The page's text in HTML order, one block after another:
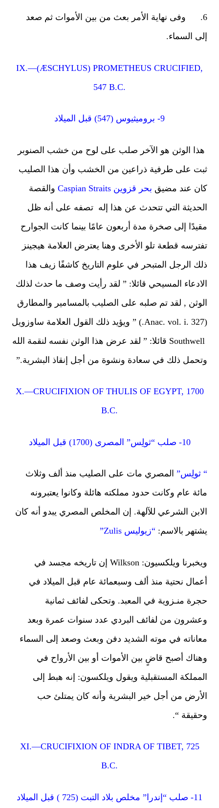
وفى نهاية الأمر بعث من بين الأموات ثم صعد
السماء.
IX.—(ÆSCHYLUS) PROMETHEUS
547 B.C.
الوثن هو الآخر صلب على لوح من خشب الصنوبر
على طرفية ذراعين من الخشب وأن هذا الصليب
عند مضيقبحر قزوين Caspian Straits
والقصة
التي تتحدث عن هذا إله تصفه على أنه ظل
إلى صخرة مدة أربعون عامًا بينما كانت الجوارح
قطعة تلو الأخرى وهنا يعترض العلامة هيجينز
الرجل المتبحر في علوم التاريخ كاشفًا زيف هذا
المسيحي قائلا: ” لقد رأيت وصف ما حدث لذلك
, لقد تم صلبه على الصليب بالمسامير والمطارق
(Anac. vol. i. 327.) ” ويؤيد ذلك القول العلامة ساوزويل
Southwell قائلا: ” لقد عرض هذا الوثن نفسه لنقمة الله
ذلك في سعادة ونشوة من أجل إنقاذ البشرية.”
X.—CRUCIFIXION OF THULIS OF EGYPT,
ثولِس”المصري مات على الصليب منذ ألف وثلاث
عام وكانت حدود مملكته هائلة وكانوا يعتبرونه
الشرعي للآلهة. إن المخلص المصري يبدو أنه كان
بالاسم:“زيوليس Zulis”
ويخبرنا ويلكسيون: Wilkson إن تاريخه مجسد في
نحتية منذ ألف وسبعمائة عام قبل الميلاد في
منـزوية في المعبد. وتحكى لفائف ثمانية
من لفائف البردي عدد سنوات عمرة وبعد
في موته الشديد دفن وبعث وصعد إلى السماء
أصبح قاضٍ بين الأموات أو بين الأرواح في
المستقبلية ويقول ويلكسون: إنه هبط إلى
من أجل خير البشرية وأنه كان يمتلئ حب
“.
XI.—CRUCIFIXION OF INDRA OF TIBET, 725